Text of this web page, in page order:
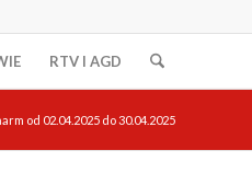
RTV I AGD
od 02.04.2025 do 30.04.2025